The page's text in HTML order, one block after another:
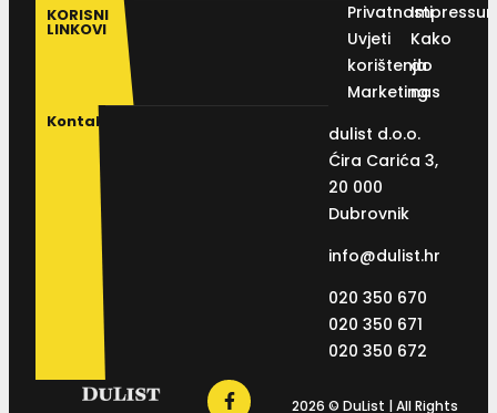
KORISNI
LINKOVI
Privatnosti
Uvjeti
korištenja
Marketing
Kako
do
nas
Kontakt
dulist d.o.o.
Ćira Carića 3,
20 000
Dubrovnik
info@dulist.hr
020 350 670
020 350 671
020 350 672
2026 © DuList | All Rights